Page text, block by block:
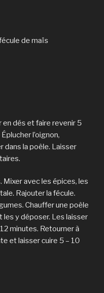
de maïs
dés et faire revenir 5
l’oignon,
dans la poêle. Laisser
Mixer avec les épices, les
Rajouter la fécule.
Chauffer une poêle
les y déposer. Les laisser
minutes. Retourner à
et laisser cuire 5 – 10